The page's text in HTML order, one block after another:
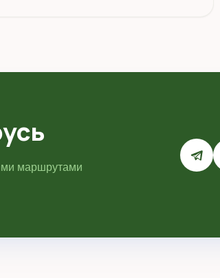
маршрутами